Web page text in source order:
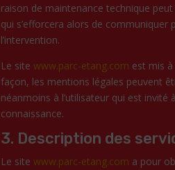
raison de maintenance technique
qui s’efforcera alors de
l’intervention.
Le site www.parc-etang.com est mis
façon, les mentions légales peuvent
néanmoins à l’utilisateur qui est invité
connaissance.
3. Description des
Le site www.parc-etang.com a pour